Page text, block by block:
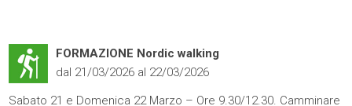
FORMAZIONE Nordic walking
dal 21/03/2026 al 22/03/2026
Sabato 21 e Domenica 22 Marzo – Ore 9.30/12.30. Camminare